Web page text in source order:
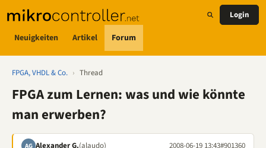
Neuigkeiten Artikel Forum
Login
FPGA, VHDL & Co. › Thread
FPGA zum Lernen: was und wie könnte
man erwerben?
AG Alexander G.(alaudo) 2008-06-19 13:43#901360